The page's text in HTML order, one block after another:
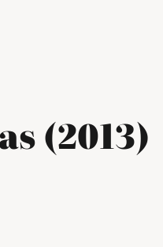
(2013)